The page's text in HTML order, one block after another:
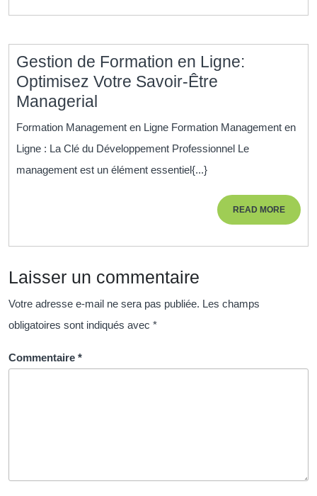
les
Affaires
Gestion de Formation en Ligne:
Optimisez Votre Savoir-Être
Managerial
Formation
Ligne:
Managerial
Formation Management en Ligne Formation Management en
Ligne : La Clé du Développement Professionnel Le
management est un élément essentiel{...}
READ MOREREAD
MORE
Laisser un commentaire
Votre adresse e-mail ne sera pas publiée. Les champs
obligatoires sont indiqués avec *
Commentaire *